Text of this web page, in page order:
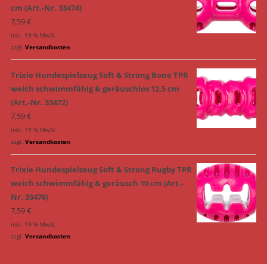
cm (Art.-Nr. 33474)
7,59€
inkl. 19 % MwSt.
zzgl. Versandkosten
Trixie Hundespielzeug Soft & Strong Bone TPR
weich schwimmfähig & geräuschlos 12,5 cm
(Art.-Nr. 33472)
7,59€
inkl. 19 % MwSt.
zzgl. Versandkosten
Trixie Hundespielzeug Soft & Strong Rugby TPR
weich schwimmfähig & geräusch 10 cm (Art.-
Nr. 33476)
7,59€
inkl. 19 % MwSt.
zzgl. Versandkosten